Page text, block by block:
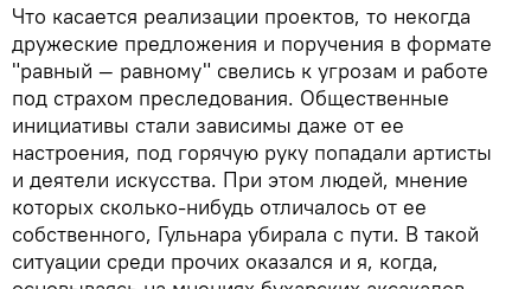
Что касается реализации проектов, то некогда
дружеские предложения и поручения в формате
"равный — равному" свелись к угрозам и работе
под страхом преследования. Общественные
инициативы стали зависимы даже от ее
настроения, под горячую руку попадали артисты
и деятели искусства. При этом людей, мнение
которых сколько-нибудь отличалось от ее
собственного, Гульнара убирала с пути. В такой
ситуации среди прочих оказался и я, когда,